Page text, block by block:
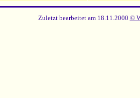
Zuletzt bearbeitet am 18.11.2000 ©